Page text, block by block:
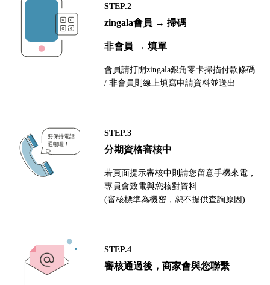
STEP.2
zingala會員 → 掃碼
非會員 → 填單
會員請打開zingala銀角零卡掃描付款條碼
/ 非會員則線上填寫申請資料並送出
STEP.3
分期資格審核中
若頁面提示審核中則請您留意手機來電，
專員會致電與您核對資料
(審核標準為機密，恕不提供查詢原因)
STEP.4
審核通過後，商家會與您聯繫